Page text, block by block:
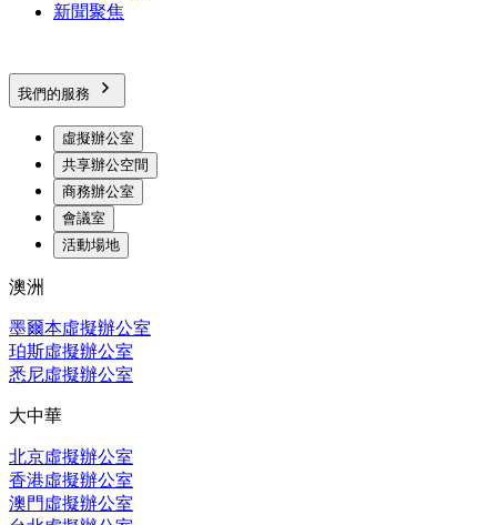
新聞聚焦
我們的服務
虛擬辦公室
共享辦公空間
商務辦公室
會議室
活動場地
澳洲
墨爾本虛擬辦公室
珀斯虛擬辦公室
悉尼虛擬辦公室
大中華
北京虛擬辦公室
香港虛擬辦公室
澳門虛擬辦公室